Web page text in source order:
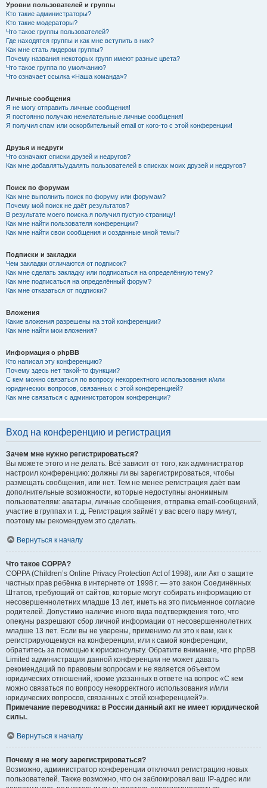
Уровни пользователей и группы
Кто такие администраторы?
Кто такие модераторы?
Что такое группы пользователей?
Где находятся группы и как мне вступить в них?
Как мне стать лидером группы?
Почему названия некоторых групп имеют разные цвета?
Что такое группа по умолчанию?
Что означает ссылка «Наша команда»?
Личные сообщения
Я не могу отправить личные сообщения!
Я постоянно получаю нежелательные личные сообщения!
Я получил спам или оскорбительный email от кого-то с этой конференции!
Друзья и недруги
Что означают списки друзей и недругов?
Как мне добавлять/удалять пользователей в списках моих друзей и недругов?
Поиск по форумам
Как мне выполнить поиск по форуму или форумам?
Почему мой поиск не даёт результатов?
В результате моего поиска я получил пустую страницу!
Как мне найти пользователя конференции?
Как мне найти свои сообщения и созданные мной темы?
Подписки и закладки
Чем закладки отличаются от подписок?
Как мне сделать закладку или подписаться на определённую тему?
Как мне подписаться на определённый форум?
Как мне отказаться от подписки?
Вложения
Какие вложения разрешены на этой конференции?
Как мне найти мои вложения?
Информация о phpBB
Кто написал эту конференцию?
Почему здесь нет такой-то функции?
С кем можно связаться по вопросу некорректного использования и/или
юридических вопросов, связанных с этой конференцией?
Как мне связаться с администратором конференции?
Вход на конференцию и регистрация
Зачем мне нужно регистрироваться?
Вы можете этого и не делать. Всё зависит от того, как администратор
настроил конференцию: должны ли вы зарегистрироваться, чтобы
размещать сообщения, или нет. Тем не менее регистрация даёт вам
дополнительные возможности, которые недоступны анонимным
пользователям: аватары, личные сообщения, отправка email-сообщений,
участие в группах и т. д. Регистрация займёт у вас всего пару минут,
поэтому мы рекомендуем это сделать.
Вернуться к началу
Что такое COPPA?
COPPA (Children’s Online Privacy Protection Act of 1998), или Акт о защите
частных прав ребёнка в интернете от 1998 г. — это закон Соединённых
Штатов, требующий от сайтов, которые могут собирать информацию от
несовершеннолетних младше 13 лет, иметь на это письменное согласие
родителей. Допустимо наличие иного вида подтверждения того, что
опекуны разрешают сбор личной информации от несовершеннолетних
младше 13 лет. Если вы не уверены, применимо ли это к вам, как к
регистрирующемуся на конференции, или к самой конференции,
обратитесь за помощью к юрисконсульту. Обратите внимание, что phpBB
Limited администрация данной конференции не может давать
рекомендаций по правовым вопросам и не является объектом
юридических отношений, кроме указанных в ответе на вопрос «С кем
можно связаться по вопросу некорректного использования и/или
юридических вопросов, связанных с этой конференцией?».
Примечание переводчика: в России данный акт не имеет юридической
силы.
Вернуться к началу
Почему я не могу зарегистрироваться?
Возможно, администратор конференции отключил регистрацию новых
пользователей. Также возможно, что он заблокировал ваш IP-адрес или